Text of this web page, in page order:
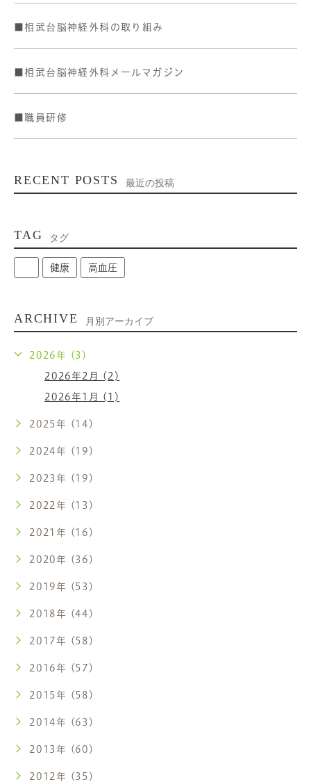
■相武台脳神経外科の取り組み
■相武台脳神経外科メールマガジン
■職員研修
RECENT POSTS 最近の投稿
TAG タグ
健康 高血圧
ARCHIVE 月別アーカイブ
2026年 (3)
2026年2月 (2)
2026年1月 (1)
2025年 (14)
2024年 (19)
2023年 (19)
2022年 (13)
2021年 (16)
2020年 (36)
2019年 (53)
2018年 (44)
2017年 (58)
2016年 (57)
2015年 (58)
2014年 (63)
2013年 (60)
2012年 (35)